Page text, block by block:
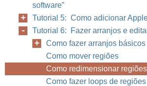
software”
Tutorial 5: Como adicionar
Tutorial 6: Fazer arranjos e
Como fazer arranjos básicos
Como mover regiões
Como redimensionar regiões
Como fazer loops de regiões